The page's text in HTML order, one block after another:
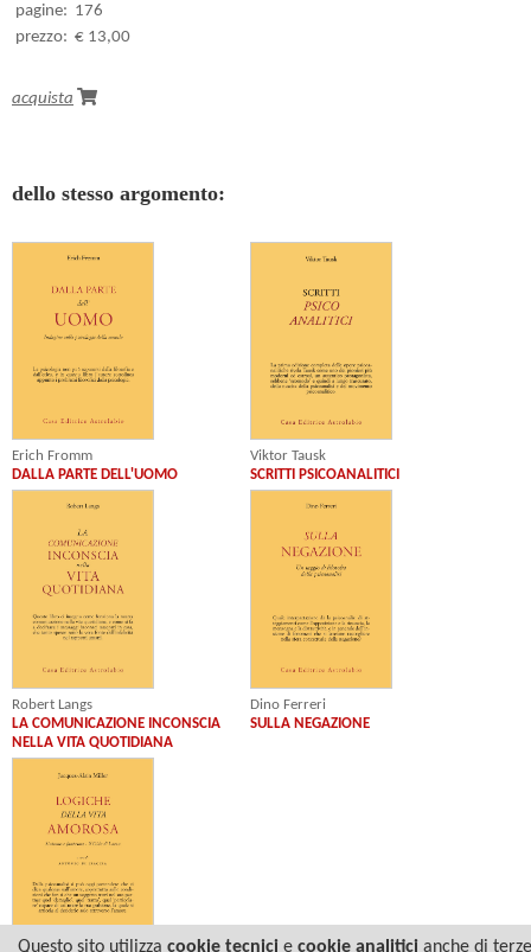
pagine: 176
prezzo: € 13,00
acquista
dello stesso argomento:
Erich Fromm
DALLA PARTE DELL'UOMO
Viktor Tausk
SCRITTI PSICOANALITICI
Robert Langs
LA COMUNICAZIONE INCONSCIA
NELLA VITA QUOTIDIANA
Dino Ferreri
SULLA NEGAZIONE
Questo sito utilizza cookie tecnicie cookie analiticianche di terze